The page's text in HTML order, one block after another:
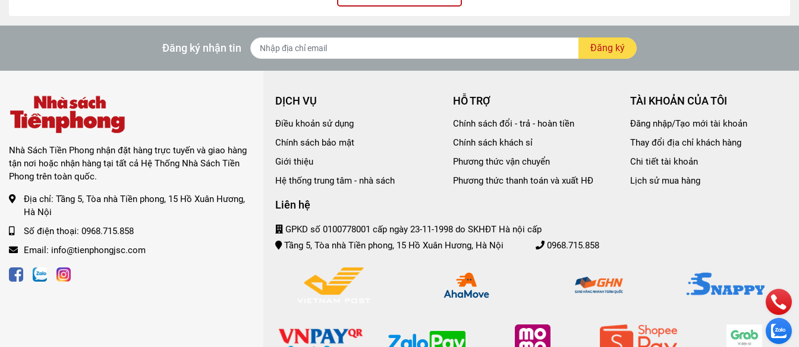
Đăng ký nhận tin Đăng ký
Nhà Sách Tiền Phong nhận đặt hàng trực tuyến và giao hàng
tận nơi hoặc nhận hàng tại tất cả Hệ Thống Nhà Sách Tiền
Phong trên toàn quốc.
Địa chỉ: Tầng 5, Tòa nhà Tiền phong, 15 Hồ Xuân Hương,
Hà Nội
Số điện thoại: 0968.715.858
Email: info@tienphongjsc.com
DỊCH VỤ
Điều khoản sử dụng
Chính sách bảo mật
Giới thiệu
Hệ thống trung tâm - nhà sách
HỖ TRỢ
Chính sách đổi - trả - hoàn tiền
Chính sách khách sỉ
Phương thức vận chuyển
Phương thức thanh toán và xuất HĐ
TÀI KHOẢN CỦA TÔI
Đăng nhập/Tạo mới tài khoản
Thay đổi địa chỉ khách hàng
Chi tiết tài khoản
Lịch sử mua hàng
Liên hệ
GPKD số 0100778001 cấp ngày 23-11-1998 do SKHĐT Hà nội cấp
Tầng 5, Tòa nhà Tiền phong, 15 Hồ Xuân Hương, Hà Nội
0968.715.858